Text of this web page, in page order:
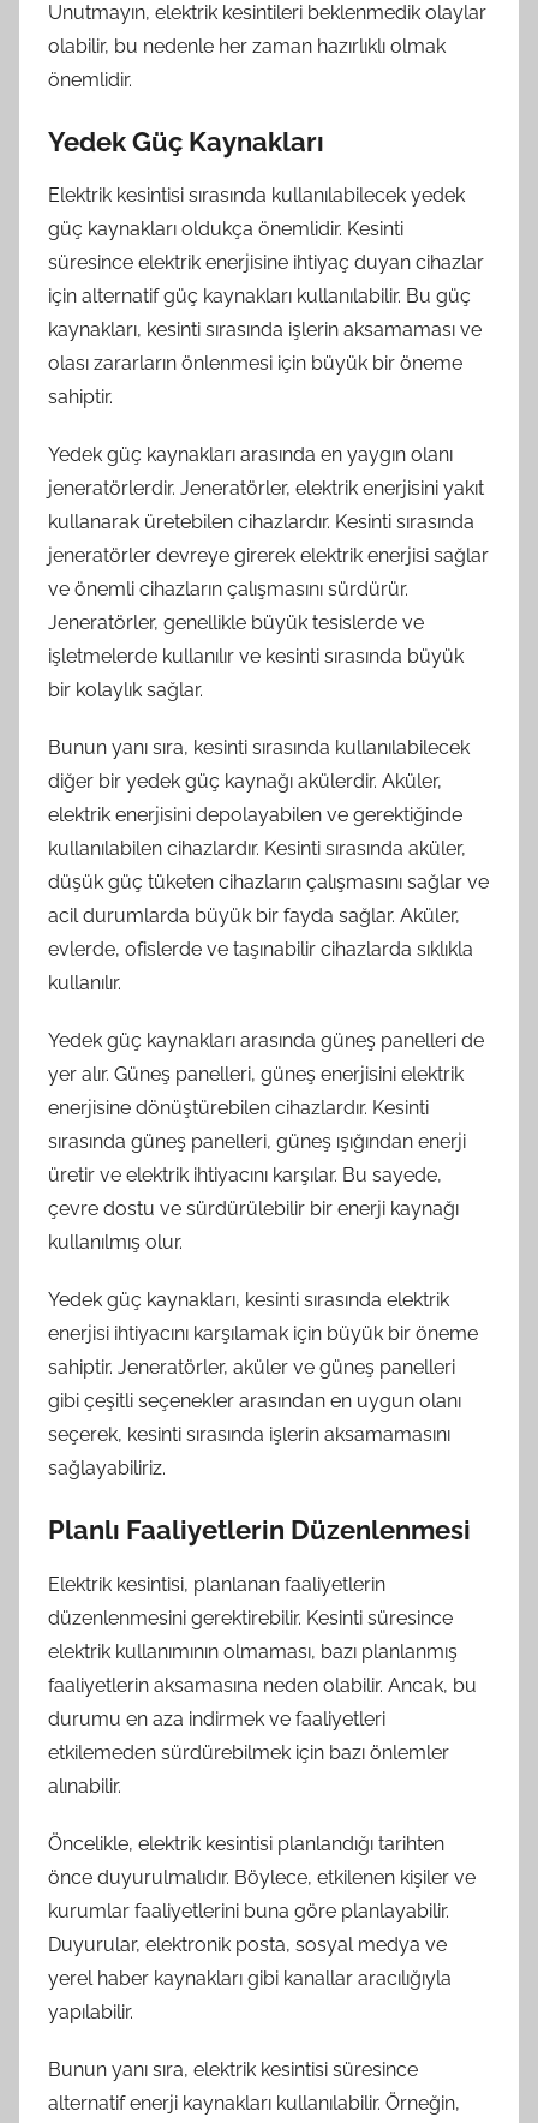
Unutmayın, elektrik kesintileri beklenmedik olaylar
olabilir, bu nedenle her zaman hazırlıklı olmak
önemlidir.
Yedek Güç Kaynakları
Elektrik kesintisi sırasında kullanılabilecek yedek
güç kaynakları oldukça önemlidir. Kesinti
süresince elektrik enerjisine ihtiyaç duyan cihazlar
için alternatif güç kaynakları kullanılabilir. Bu güç
kaynakları, kesinti sırasında işlerin aksamaması ve
olası zararların önlenmesi için büyük bir öneme
sahiptir.
Yedek güç kaynakları arasında en yaygın olanı
jeneratörlerdir. Jeneratörler, elektrik enerjisini yakıt
kullanarak üretebilen cihazlardır. Kesinti sırasında
jeneratörler devreye girerek elektrik enerjisi sağlar
ve önemli cihazların çalışmasını sürdürür.
Jeneratörler, genellikle büyük tesislerde ve
işletmelerde kullanılır ve kesinti sırasında büyük
bir kolaylık sağlar.
Bunun yanı sıra, kesinti sırasında kullanılabilecek
diğer bir yedek güç kaynağı akülerdir. Aküler,
elektrik enerjisini depolayabilen ve gerektiğinde
kullanılabilen cihazlardır. Kesinti sırasında aküler,
düşük güç tüketen cihazların çalışmasını sağlar ve
acil durumlarda büyük bir fayda sağlar. Aküler,
evlerde, ofislerde ve taşınabilir cihazlarda sıklıkla
kullanılır.
Yedek güç kaynakları arasında güneş panelleri de
yer alır. Güneş panelleri, güneş enerjisini elektrik
enerjisine dönüştürebilen cihazlardır. Kesinti
sırasında güneş panelleri, güneş ışığından enerji
üretir ve elektrik ihtiyacını karşılar. Bu sayede,
çevre dostu ve sürdürülebilir bir enerji kaynağı
kullanılmış olur.
Yedek güç kaynakları, kesinti sırasında elektrik
enerjisi ihtiyacını karşılamak için büyük bir öneme
sahiptir. Jeneratörler, aküler ve güneş panelleri
gibi çeşitli seçenekler arasından en uygun olanı
seçerek, kesinti sırasında işlerin aksamamasını
sağlayabiliriz.
Planlı Faaliyetlerin Düzenlenmesi
Elektrik kesintisi, planlanan faaliyetlerin
düzenlenmesini gerektirebilir. Kesinti süresince
elektrik kullanımının olmaması, bazı planlanmış
faaliyetlerin aksamasına neden olabilir. Ancak, bu
durumu en aza indirmek ve faaliyetleri
etkilemeden sürdürebilmek için bazı önlemler
alınabilir.
Öncelikle, elektrik kesintisi planlandığı tarihten
önce duyurulmalıdır. Böylece, etkilenen kişiler ve
kurumlar faaliyetlerini buna göre planlayabilir.
Duyurular, elektronik posta, sosyal medya ve
yerel haber kaynakları gibi kanallar aracılığıyla
yapılabilir.
Bunun yanı sıra, elektrik kesintisi süresince
alternatif enerji kaynakları kullanılabilir. Örneğin,